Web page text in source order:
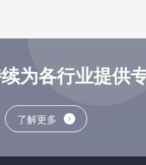
为各行业提供
了解更多